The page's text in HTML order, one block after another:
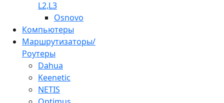
L2,L3
Osnovo
Компьютеры
Маршрутизаторы/
Роутеры
Dahua
Keenetic
NETIS